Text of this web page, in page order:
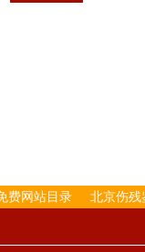
下来的，机内已经存有
费网站目录 北京伤残